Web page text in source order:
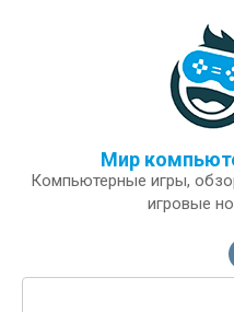
Мир
Компьютерные игры,
игровые
Поиск: